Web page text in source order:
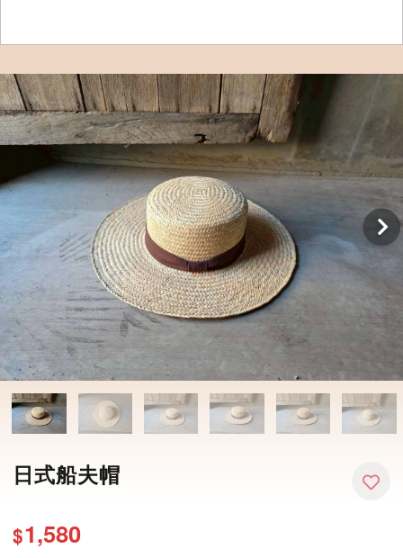
日式船夫帽
$1,580